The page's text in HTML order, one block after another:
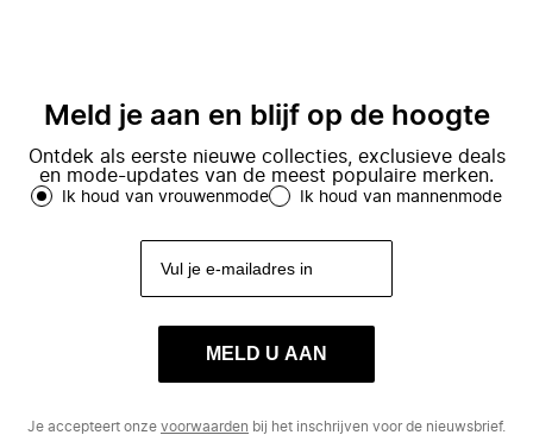
Meld je aan en blijf op de hoogte
Ontdek als eerste nieuwe collecties, exclusieve deals
en mode-updates van de meest populaire merken.
Ik houd van vrouwenmode Ik houd van mannenmode
MELD U AAN
Je accepteert onze voorwaarden bij het inschrijven voor de nieuwsbrief.